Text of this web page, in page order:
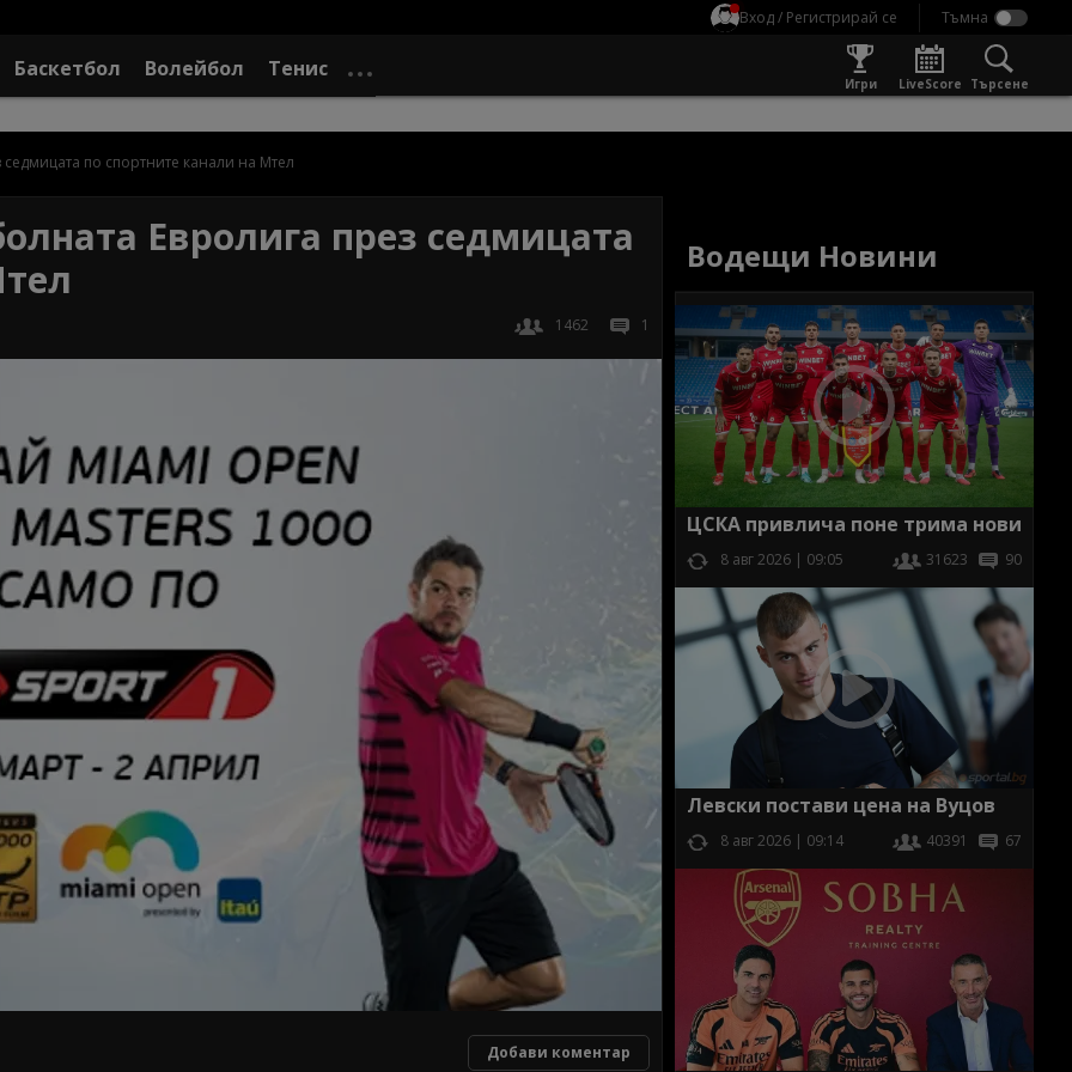
Вход / Регистрирай се
Баскетбол Волейбол Тенис
Игри LiveScore Търсене
по спортните канали на Мтел
Евролига през седмицата
1462 1
Добави коментар
Водещи Новини
ЦСКА привлича поне трима нови
8 авг 2026 | 09:05 31623 90
Левски постави цена на Вуцов
8 авг 2026 | 09:14 40391 67